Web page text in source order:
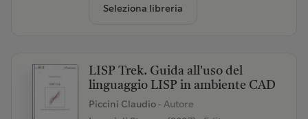
Seleziona libreria
LISP Trek. Guida all'uso del
linguaggio LISP in ambiente CAD
Piccini Claudio - Autore